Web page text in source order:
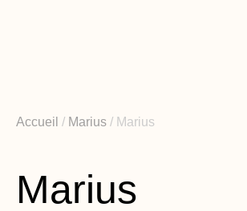
Accueil / Marius / Marius
Marius